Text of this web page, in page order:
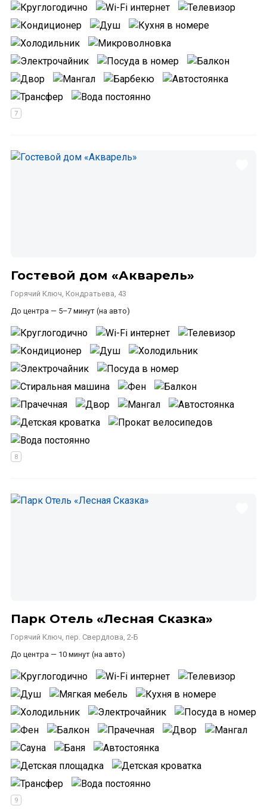
Гостевой дом «Акварель»
Горячий Ключ, Кондратьева, 43
До центра — 5–7 минут (на авто)
Парк Отель «Лесная Сказка»
Горячий Ключ, пер. Свердлова, 2-Б
До центра — 10 минут (на авто)